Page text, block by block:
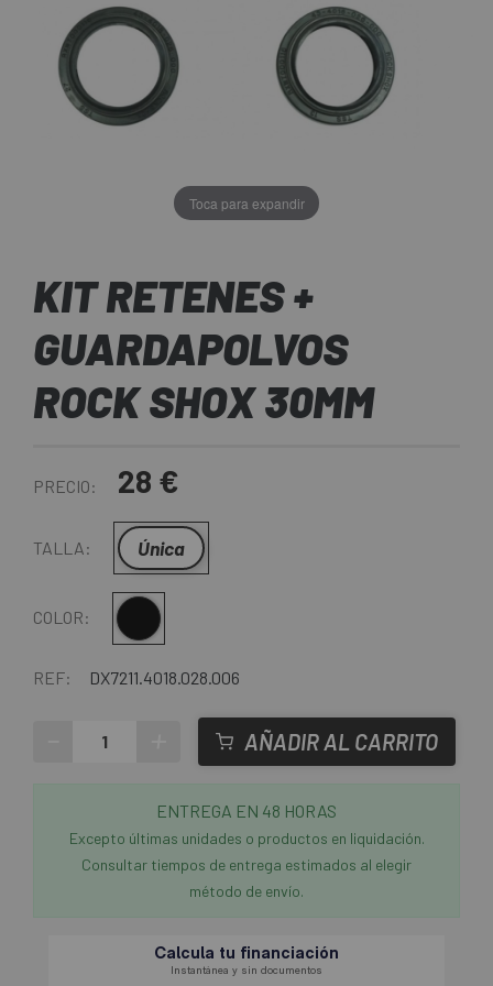
Toca para expandir
KIT RETENES +
GUARDAPOLVOS
ROCK SHOX 30MM
PRECIO: 28 €
TALLA: Única
COLOR: Negro
REF: DX7211.4018.028.006
AÑADIR AL CARRITO
ENTREGA EN 48 HORAS
Excepto últimas unidades o productos en liquidación.
Consultar tiempos de entrega estimados al elegir
método de envío.